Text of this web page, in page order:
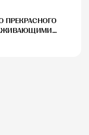
ПРЕКРАСНОГО